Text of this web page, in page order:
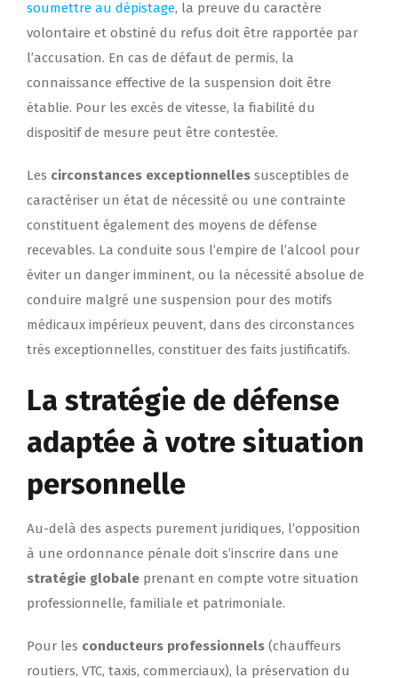
soumettre au dépistage, la preuve du caractère
volontaire et obstiné du refus doit être rapportée par
l’accusation. En cas de défaut de permis, la
connaissance effective de la suspension doit être
établie. Pour les excès de vitesse, la fiabilité du
dispositif de mesure peut être contestée.
Les circonstances exceptionnelles susceptibles de
caractériser un état de nécessité ou une contrainte
constituent également des moyens de défense
recevables. La conduite sous l’empire de l’alcool pour
éviter un danger imminent, ou la nécessité absolue de
conduire malgré une suspension pour des motifs
médicaux impérieux peuvent, dans des circonstances
très exceptionnelles, constituer des faits justificatifs.
La stratégie de défense
adaptée à votre situation
personnelle
Au-delà des aspects purement juridiques, l’opposition
à une ordonnance pénale doit s’inscrire dans une
stratégie globale prenant en compte votre situation
professionnelle, familiale et patrimoniale.
Pour les conducteurs professionnels (chauffeurs
routiers, VTC, taxis, commerciaux), la préservation du